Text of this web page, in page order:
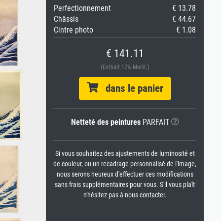
Perfectionnement
€ 13.78
Châssis
€ 44.67
Cintre photo
€ 1.08
€ 141.11
(Enthält 17% MwSt.)
dans le panier
Netteté des peinturesPARFAIT
Si vous souhaitez des ajustements de luminosité et
de couleur, ou un recadrage personnalisé de l'image,
nous serons heureux d'effectuer ces modifications
sans frais supplémentaires pour vous. S'il vous plaît
n'hésitez pas à nous contacter.